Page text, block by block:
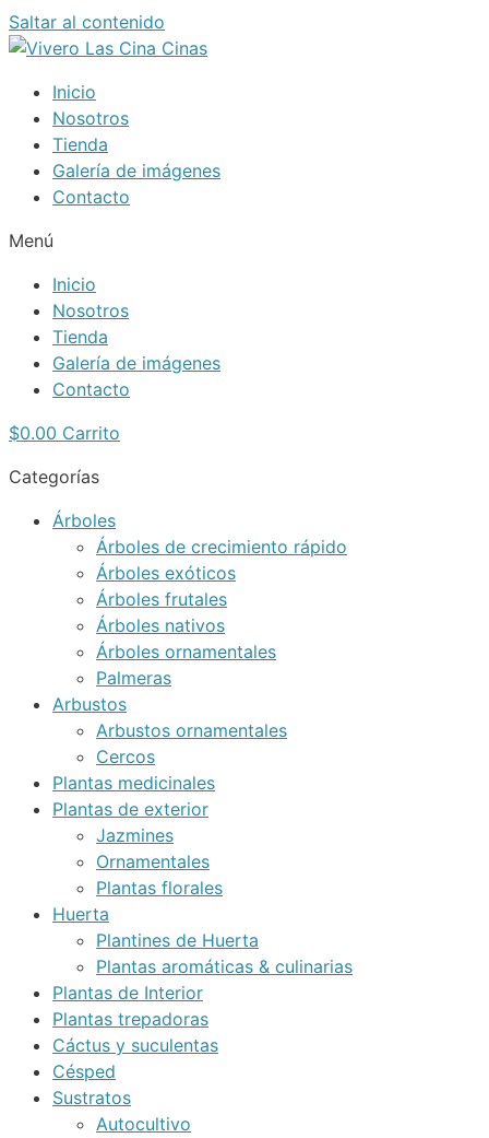
Saltar al contenido
Inicio
Nosotros
Tienda
Galería de imágenes
Contacto
Menú
Inicio
Nosotros
Tienda
Galería de imágenes
Contacto
$0.00 Carrito
Categorías
Árboles
Árboles de crecimiento rápido
Árboles exóticos
Árboles frutales
Árboles nativos
Árboles ornamentales
Palmeras
Arbustos
Arbustos ornamentales
Cercos
Plantas medicinales
Plantas de exterior
Jazmines
Ornamentales
Plantas florales
Huerta
Plantines de Huerta
Plantas aromáticas & culinarias
Plantas de Interior
Plantas trepadoras
Cáctus y suculentas
Césped
Sustratos
Autocultivo